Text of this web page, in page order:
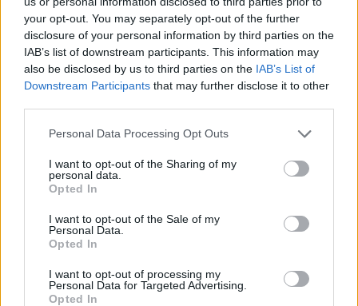
your opt-out. You may separately opt-out of the further
disclosure of your personal information by third parties on the
IAB’s list of downstream participants. This information may
also be disclosed by us to third parties on the IAB’s List of
Downstream Participants that may further disclose it to other
Personal Data Processing Opt Outs
I want to opt-out of the Sharing of my
personal data.
Opted In
I want to opt-out of the Sale of my
Personal Data.
Opted In
I want to opt-out of processing my
Personal Data for Targeted Advertising.
Opted In
bublavé zvuky se nesou po svahu. Dlouhé minuty
pozorujeme tokání, teď se však žádnému z kohoutků
nedaří se slepičkou spářit.
Tok tetřívků obecných, Krkonoše
Licence |